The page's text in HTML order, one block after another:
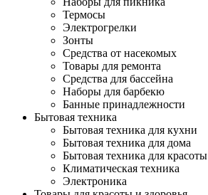
Термосы
Электрогрелки
Зонты
Средства от насекомых
Товары для ремонта
Средства для бассейна
Наборы для барбекю
Банные принадлежности
Бытовая техника
Бытовая техника для кухни
Бытовая техника для дома
Бытовая техника для красоты
Климатическая техника
Электроника